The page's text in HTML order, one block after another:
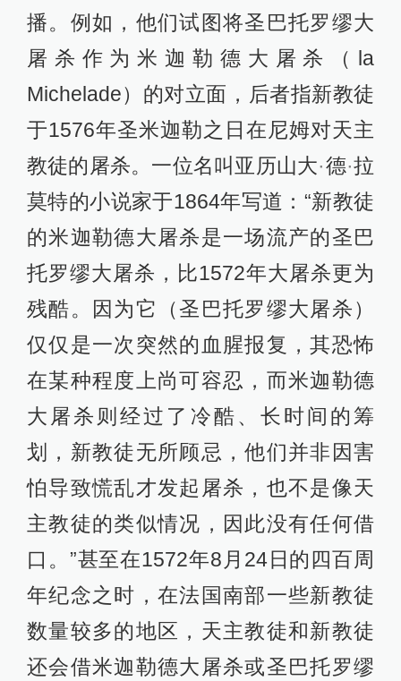
播。例如，他们试图将圣巴托罗缪大
屠杀作为米迦勒德大屠杀（la
Michelade）的对立面，后者指新教徒
于1576年圣米迦勒之日在尼姆对天主
教徒的屠杀。一位名叫亚历山大·德·拉
莫特的小说家于1864年写道：“新教徒
的米迦勒德大屠杀是一场流产的圣巴
托罗缪大屠杀，比1572年大屠杀更为
残酷。因为它（圣巴托罗缪大屠杀）
仅仅是一次突然的血腥报复，其恐怖
在某种程度上尚可容忍，而米迦勒德
大屠杀则经过了冷酷、长时间的筹
划，新教徒无所顾忌，他们并非因害
怕导致慌乱才发起屠杀，也不是像天
主教徒的类似情况，因此没有任何借
口。”甚至在1572年8月24日的四百周
年纪念之时，在法国南部一些新教徒
数量较多的地区，天主教徒和新教徒
还会借米迦勒德大屠杀或圣巴托罗缪